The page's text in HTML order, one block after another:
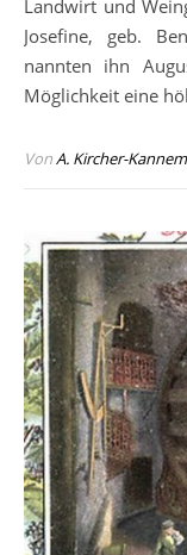
Landwirt und
Josefine, geb.
nannten ihn
Möglichkeit eine
VonA. Kircher-